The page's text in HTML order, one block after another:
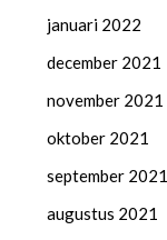
januari 2022
december 2021
november 2021
oktober 2021
september 2021
augustus 2021